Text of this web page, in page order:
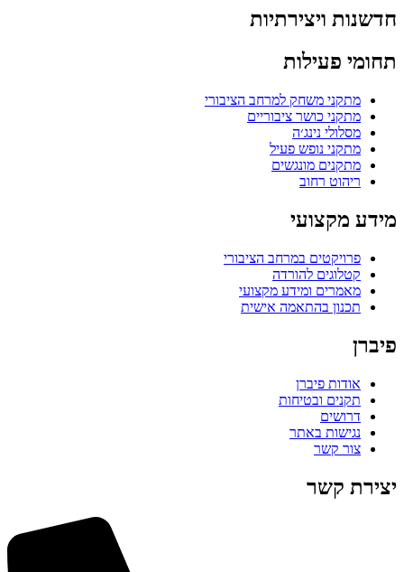
חדשנות ויצירתיות
תחומי פעילות
מתקני משחק למרחב הציבורי
מתקני כושר ציבוריים
מסלולי נינג׳ה
מתקני נופש פעיל
מתקנים מונגשים
ריהוט רחוב
מידע מקצועי
פרויקטים במרחב הציבורי
קטלוגים להורדה
מאמרים ומידע מקצועי
תכנון בהתאמה אישית
פיברן
אודות פיברן
תקנים ובטיחות
דרושים
נגישות באתר
צור קשר
יצירת קשר